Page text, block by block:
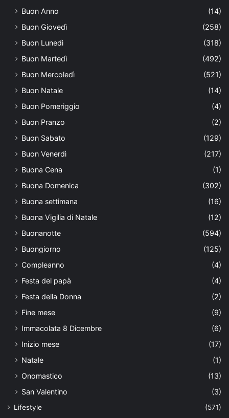
Buon Anno
(14)
Buon Giovedì
(258)
Buon Lunedì
(318)
Buon Martedì
(492)
Buon Mercoledì
(521)
Buon Natale
(14)
Buon Pomeriggio
(4)
Buon Pranzo
(2)
Buon Sabato
(129)
Buon Venerdì
(217)
Buona Cena
(1)
Buona Domenica
(302)
Buona settimana
(16)
Buona Vigilia di Natale
(12)
Buonanotte
(594)
Buongiorno
(125)
Compleanno
(4)
Festa del papà
(4)
Festa della Donna
(2)
Fine mese
(9)
Immacolata 8 Dicembre
(6)
Inizio mese
(17)
Natale
(1)
Onomastico
(13)
San Valentino
(3)
Lifestyle (571)